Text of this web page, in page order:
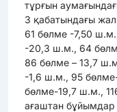
тұрғын
3 қабатындағы
61 бөлме -7,50
-20,3 ш.м., 64
86 бөлме – 13,7
-1,6 ш.м., 95
бөлме-19,7 ш.м.,
ағаштан